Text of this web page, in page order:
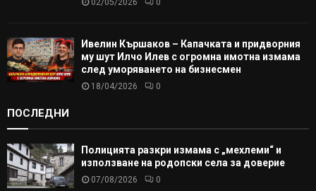
02/05/2026 0
Ивелин Кършаков – Капачката и придворния
му шут Илчо Илев с огромна имотна измама
след уморяването на бизнесмен
18/04/2026 0
ПОСЛЕДНИ
Полицията разкри измама с „мехлеми“ и
използване на родопски села за доверие
07/08/2026 0